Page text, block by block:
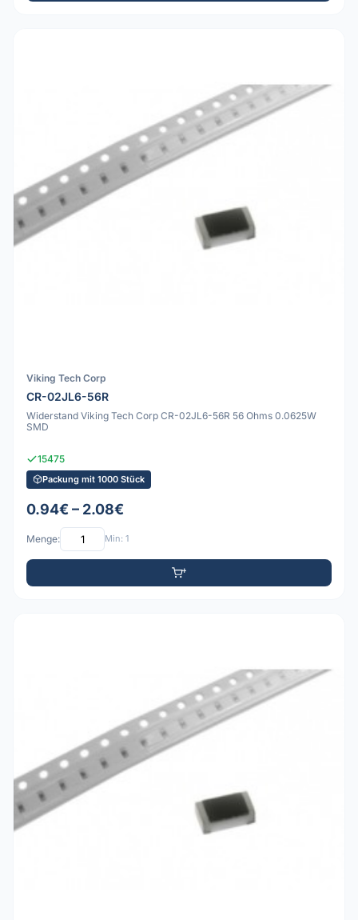
Viking Tech Corp
CR-02JL6-56R
Widerstand Viking Tech Corp CR-02JL6-56R 56 Ohms 0.0625W
SMD
15475
Packung mit 1000 Stück
0.94€ – 2.08€
Menge: Min: 1